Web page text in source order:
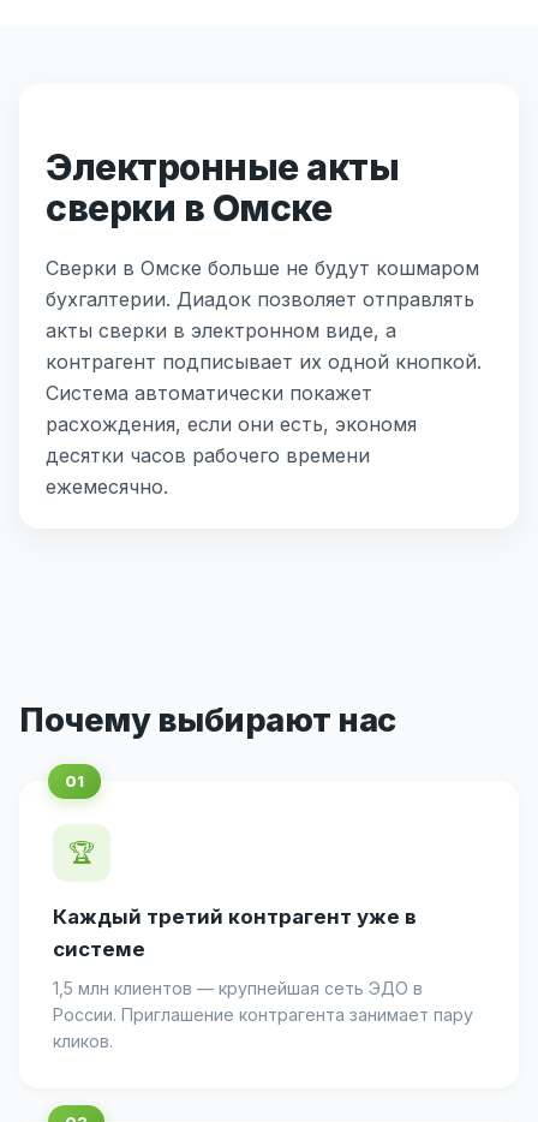
Электронные акты
сверки в Омске
Сверки в Омске больше не будут кошмаром
бухгалтерии. Диадок позволяет отправлять
акты сверки в электронном виде, а
контрагент подписывает их одной кнопкой.
Система автоматически покажет
расхождения, если они есть, экономя
десятки часов рабочего времени
ежемесячно.
Почему выбирают нас
🏆
Каждый третий контрагент уже в
системе
1,5 млн клиентов — крупнейшая сеть ЭДО в
России. Приглашение контрагента занимает пару
кликов.